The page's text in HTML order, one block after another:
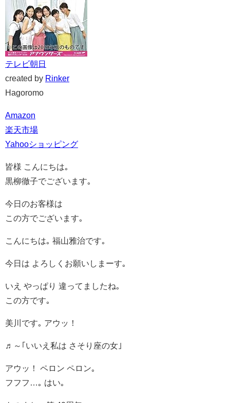
テレビ朝日
created by Rinker
Hagoromo
Amazon
楽天市場
Yahooショッピング
皆様 こんにちは｡
黒柳徹子でございます｡
今日のお客様は
この方でございます｡
こんにちは｡ 福山雅治です｡
今日は よろしくお願いしまーす｡
いえ やっぱり 違ってましたね｡
この方です｡
美川です｡ アウッ！
♬～｢いいえ私は さそり座の女｣
アウッ！ ペロン ペロン｡
フフフ…｡ はい｡